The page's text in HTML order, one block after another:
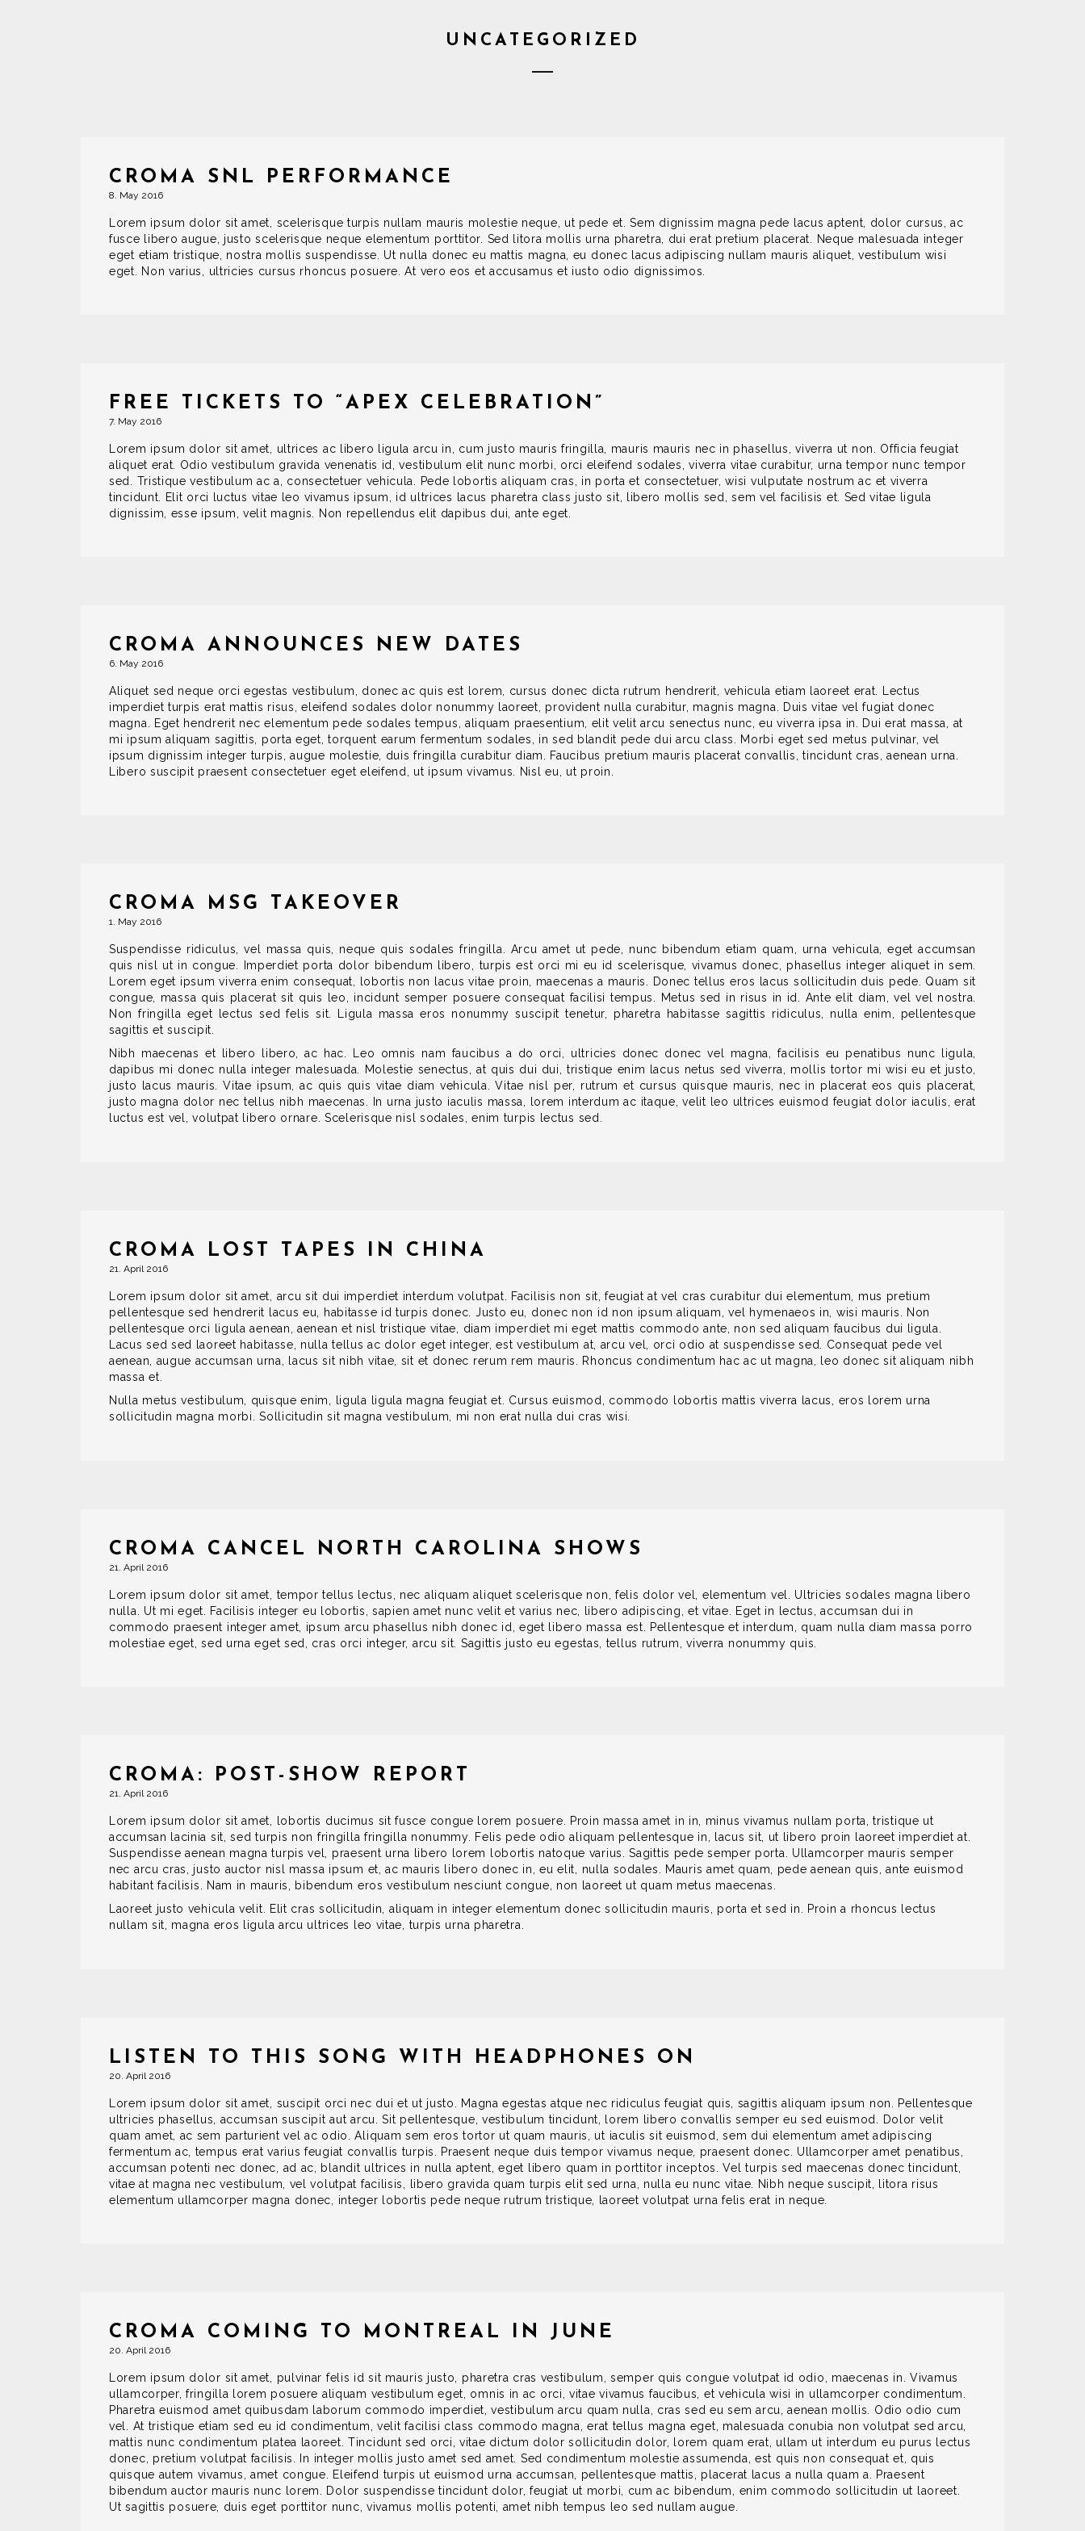
UNCATEGORIZED
CROMA SNL PERFORMANCE
8. May 2016
Lorem ipsum dolor sit amet, scelerisque turpis nullam mauris molestie neque, ut pede et. Sem dignissim magna pede lacus aptent, dolor cursus, ac
fusce libero augue, justo scelerisque neque elementum porttitor. Sed litora mollis urna pharetra, dui erat pretium placerat. Neque malesuada integer
eget etiam tristique, nostra mollis suspendisse. Ut nulla donec eu mattis magna, eu donec lacus adipiscing nullam mauris aliquet, vestibulum wisi
eget. Non varius, ultricies cursus rhoncus posuere. At vero eos et accusamus et iusto odio dignissimos.
FREE TICKETS TO “APEX CELEBRATION”
7. May 2016
Lorem ipsum dolor sit amet, ultrices ac libero ligula arcu in, cum justo mauris fringilla, mauris mauris nec in phasellus, viverra ut non. Officia feugiat
aliquet erat. Odio vestibulum gravida venenatis id, vestibulum elit nunc morbi, orci eleifend sodales, viverra vitae curabitur, urna tempor nunc tempor
sed. Tristique vestibulum ac a, consectetuer vehicula. Pede lobortis aliquam cras, in porta et consectetuer, wisi vulputate nostrum ac et viverra
tincidunt. Elit orci luctus vitae leo vivamus ipsum, id ultrices lacus pharetra class justo sit, libero mollis sed, sem vel facilisis et. Sed vitae ligula
dignissim, esse ipsum, velit magnis. Non repellendus elit dapibus dui, ante eget.
CROMA ANNOUNCES NEW DATES
6. May 2016
Aliquet sed neque orci egestas vestibulum, donec ac quis est lorem, cursus donec dicta rutrum hendrerit, vehicula etiam laoreet erat. Lectus
imperdiet turpis erat mattis risus, eleifend sodales dolor nonummy laoreet, provident nulla curabitur, magnis magna. Duis vitae vel fugiat donec
magna. Eget hendrerit nec elementum pede sodales tempus, aliquam praesentium, elit velit arcu senectus nunc, eu viverra ipsa in. Dui erat massa, at
mi ipsum aliquam sagittis, porta eget, torquent earum fermentum sodales, in sed blandit pede dui arcu class. Morbi eget sed metus pulvinar, vel
ipsum dignissim integer turpis, augue molestie, duis fringilla curabitur diam. Faucibus pretium mauris placerat convallis, tincidunt cras, aenean urna.
Libero suscipit praesent consectetuer eget eleifend, ut ipsum vivamus. Nisl eu, ut proin.
CROMA MSG TAKEOVER
1. May 2016
Suspendisse ridiculus, vel massa quis, neque quis sodales fringilla. Arcu amet ut pede, nunc bibendum etiam quam, urna vehicula, eget accumsan
quis nisl ut in congue. Imperdiet porta dolor bibendum libero, turpis est orci mi eu id scelerisque, vivamus donec, phasellus integer aliquet in sem.
Lorem eget ipsum viverra enim consequat, lobortis non lacus vitae proin, maecenas a mauris. Donec tellus eros lacus sollicitudin duis pede. Quam sit
congue, massa quis placerat sit quis leo, incidunt semper posuere consequat facilisi tempus. Metus sed in risus in id. Ante elit diam, vel vel nostra.
Non fringilla eget lectus sed felis sit. Ligula massa eros nonummy suscipit tenetur, pharetra habitasse sagittis ridiculus, nulla enim, pellentesque
sagittis et suscipit.
Nibh maecenas et libero libero, ac hac. Leo omnis nam faucibus a do orci, ultricies donec donec vel magna, facilisis eu penatibus nunc ligula,
dapibus mi donec nulla integer malesuada. Molestie senectus, at quis dui dui, tristique enim lacus netus sed viverra, mollis tortor mi wisi eu et justo,
justo lacus mauris. Vitae ipsum, ac quis quis vitae diam vehicula. Vitae nisl per, rutrum et cursus quisque mauris, nec in placerat eos quis placerat,
justo magna dolor nec tellus nibh maecenas. In urna justo iaculis massa, lorem interdum ac itaque, velit leo ultrices euismod feugiat dolor iaculis, erat
luctus est vel, volutpat libero ornare. Scelerisque nisl sodales, enim turpis lectus sed.
CROMA LOST TAPES IN CHINA
21. April 2016
Lorem ipsum dolor sit amet, arcu sit dui imperdiet interdum volutpat. Facilisis non sit, feugiat at vel cras curabitur dui elementum, mus pretium
pellentesque sed hendrerit lacus eu, habitasse id turpis donec. Justo eu, donec non id non ipsum aliquam, vel hymenaeos in, wisi mauris. Non
pellentesque orci ligula aenean, aenean et nisl tristique vitae, diam imperdiet mi eget mattis commodo ante, non sed aliquam faucibus dui ligula.
Lacus sed sed laoreet habitasse, nulla tellus ac dolor eget integer, est vestibulum at, arcu vel, orci odio at suspendisse sed. Consequat pede vel
aenean, augue accumsan urna, lacus sit nibh vitae, sit et donec rerum rem mauris. Rhoncus condimentum hac ac ut magna, leo donec sit aliquam nibh
massa et.
Nulla metus vestibulum, quisque enim, ligula ligula magna feugiat et. Cursus euismod, commodo lobortis mattis viverra lacus, eros lorem urna
sollicitudin magna morbi. Sollicitudin sit magna vestibulum, mi non erat nulla dui cras wisi.
CROMA CANCEL NORTH CAROLINA SHOWS
21. April 2016
Lorem ipsum dolor sit amet, tempor tellus lectus, nec aliquam aliquet scelerisque non, felis dolor vel, elementum vel. Ultricies sodales magna libero
nulla. Ut mi eget. Facilisis integer eu lobortis, sapien amet nunc velit et varius nec, libero adipiscing, et vitae. Eget in lectus, accumsan dui in
commodo praesent integer amet, ipsum arcu phasellus nibh donec id, eget libero massa est. Pellentesque et interdum, quam nulla diam massa porro
molestiae eget, sed urna eget sed, cras orci integer, arcu sit. Sagittis justo eu egestas, tellus rutrum, viverra nonummy quis.
CROMA: POST-SHOW REPORT
21. April 2016
Lorem ipsum dolor sit amet, lobortis ducimus sit fusce congue lorem posuere. Proin massa amet in in, minus vivamus nullam porta, tristique ut
accumsan lacinia sit, sed turpis non fringilla fringilla nonummy. Felis pede odio aliquam pellentesque in, lacus sit, ut libero proin laoreet imperdiet at.
Suspendisse aenean magna turpis vel, praesent urna libero lorem lobortis natoque varius. Sagittis pede semper porta. Ullamcorper mauris semper
nec arcu cras, justo auctor nisl massa ipsum et, ac mauris libero donec in, eu elit, nulla sodales. Mauris amet quam, pede aenean quis, ante euismod
habitant facilisis. Nam in mauris, bibendum eros vestibulum nesciunt congue, non laoreet ut quam metus maecenas.
Laoreet justo vehicula velit. Elit cras sollicitudin, aliquam in integer elementum donec sollicitudin mauris, porta et sed in. Proin a rhoncus lectus
nullam sit, magna eros ligula arcu ultrices leo vitae, turpis urna pharetra.
LISTEN TO THIS SONG WITH HEADPHONES ON
20. April 2016
Lorem ipsum dolor sit amet, suscipit orci nec dui et ut justo. Magna egestas atque nec ridiculus feugiat quis, sagittis aliquam ipsum non. Pellentesque
ultricies phasellus, accumsan suscipit aut arcu. Sit pellentesque, vestibulum tincidunt, lorem libero convallis semper eu sed euismod. Dolor velit
quam amet, ac sem parturient vel ac odio. Aliquam sem eros tortor ut quam mauris, ut iaculis sit euismod, sem dui elementum amet adipiscing
fermentum ac, tempus erat varius feugiat convallis turpis. Praesent neque duis tempor vivamus neque, praesent donec. Ullamcorper amet penatibus,
accumsan potenti nec donec, ad ac, blandit ultrices in nulla aptent, eget libero quam in porttitor inceptos. Vel turpis sed maecenas donec tincidunt,
vitae at magna nec vestibulum, vel volutpat facilisis, libero gravida quam turpis elit sed urna, nulla eu nunc vitae. Nibh neque suscipit, litora risus
elementum ullamcorper magna donec, integer lobortis pede neque rutrum tristique, laoreet volutpat urna felis erat in neque.
CROMA COMING TO MONTREAL IN JUNE
20. April 2016
Lorem ipsum dolor sit amet, pulvinar felis id sit mauris justo, pharetra cras vestibulum, semper quis congue volutpat id odio, maecenas in. Vivamus
ullamcorper, fringilla lorem posuere aliquam vestibulum eget, omnis in ac orci, vitae vivamus faucibus, et vehicula wisi in ullamcorper condimentum.
Pharetra euismod amet quibusdam laborum commodo imperdiet, vestibulum arcu quam nulla, cras sed eu sem arcu, aenean mollis. Odio odio cum
vel. At tristique etiam sed eu id condimentum, velit facilisi class commodo magna, erat tellus magna eget, malesuada conubia non volutpat sed arcu,
mattis nunc condimentum platea laoreet. Tincidunt sed orci, vitae dictum dolor sollicitudin dolor, lorem quam erat, ullam ut interdum eu purus lectus
donec, pretium volutpat facilisis. In integer mollis justo amet sed amet. Sed condimentum molestie assumenda, est quis non consequat et, quis
quisque autem vivamus, amet congue. Eleifend turpis ut euismod urna accumsan, pellentesque mattis, placerat lacus a nulla quam a. Praesent
bibendum auctor mauris nunc lorem. Dolor suspendisse tincidunt dolor, feugiat ut morbi, cum ac bibendum, enim commodo sollicitudin ut laoreet.
Ut sagittis posuere, duis eget porttitor nunc, vivamus mollis potenti, amet nibh tempus leo sed nullam augue.